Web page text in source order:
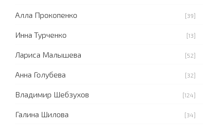
Алла Прокопенко [39]
Инна Турченко [13]
Лариса Малышева [52]
Анна Голубева [32]
Владимир Шебзухов [124]
Галина Шилова [34]